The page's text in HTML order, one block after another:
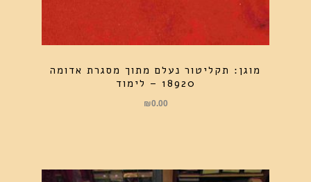
מוגן: תקליטור נעלם מתוך מסגרת אדומה
18920 – לימוד
₪0.00